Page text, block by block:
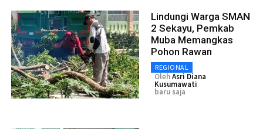
Lindungi Warga SMAN
2 Sekayu, Pemkab
Muba Memangkas
Pohon Rawan
REGIONAL
OlehAsri Diana
Kusumawati
baru saja